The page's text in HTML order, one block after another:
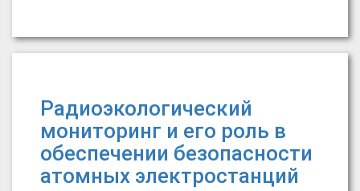
Радиоэкологический
мониторинг и его роль в
обеспечении безопасности
атомных электростанций